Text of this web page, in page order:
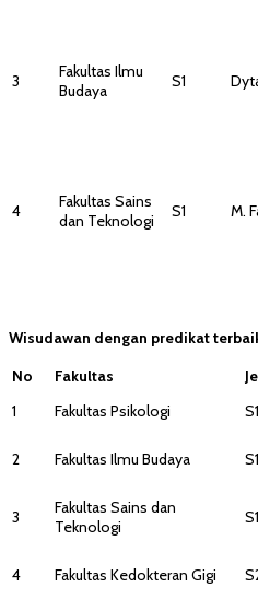
3
Fakultas Ilmu
Budaya
S1
4
Fakultas Sains
dan Teknologi
S1 M.
Wisudawan dengan predikat
No
Fakultas
1
Fakultas Psikologi S1
2 Fakultas Ilmu Budaya S1
3
Fakultas Sains dan
Teknologi
S1
4 Fakultas Kedokteran Gigi